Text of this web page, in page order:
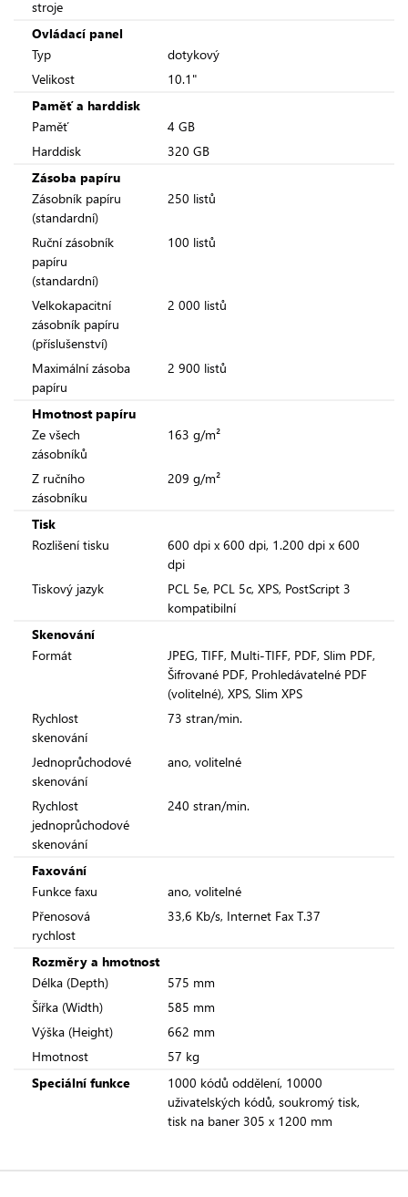
stroje
Ovládací panel
Typ
dotykový
Velikost
10.1"
Paměť a harddisk
Paměť
4 GB
Harddisk
320 GB
Zásoba papíru
Zásobník papíru
(standardní)
250 listů
Ruční zásobník
papíru
(standardní)
100 listů
Velkokapacitní
zásobník papíru
(příslušenství)
2 000 listů
Maximální zásoba
papíru
2 900 listů
Hmotnost papíru
Ze všech
zásobníků
163 g/m²
Z ručního
zásobníku
209 g/m²
Tisk
Rozlišení tisku
600 dpi x 600 dpi, 1.200 dpi x 600
dpi
Tiskový jazyk
PCL 5e, PCL 5c, XPS, PostScript 3
kompatibilní
Skenování
Formát
JPEG, TIFF, Multi-TIFF, PDF, Slim PDF,
Šifrované PDF, Prohledávatelné PDF
(volitelné), XPS, Slim XPS
Rychlost
skenování
73 stran/min.
Jednoprůchodové
skenování
ano, volitelné
Rychlost
jednoprůchodové
skenování
240 stran/min.
Faxování
Funkce faxu
ano, volitelné
Přenosová
rychlost
33,6 Kb/s, Internet Fax T.37
Rozměry a hmotnost
Délka (Depth)
575 mm
Šířka (Width)
585 mm
Výška (Height)
662 mm
Hmotnost
57 kg
Speciální funkce
1000 kódů oddělení, 10000
uživatelských kódů, soukromý tisk,
tisk na baner 305 x 1200 mm